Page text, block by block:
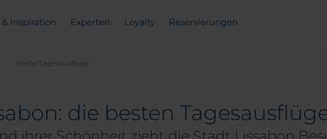
Inspiration Experten Loyalty Reservierungen
Beste Tagesausflüge
die besten